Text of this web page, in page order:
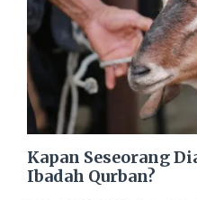
Kapan Seseorang
Ibadah Qurban?